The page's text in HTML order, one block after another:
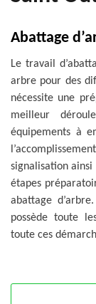
Abattage
Le travail
arbre pour des
nécessite une
meilleur
équipements à
signalisation ainsi
étapes
abattage
possède toute
toute ces